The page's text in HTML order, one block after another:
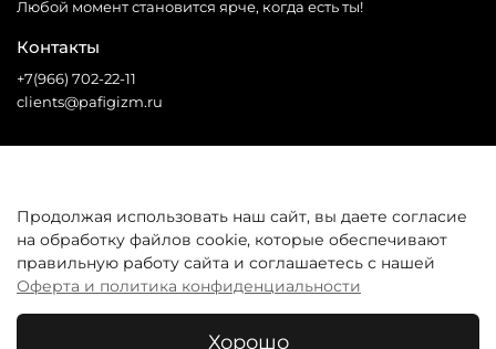
Любой момент становится ярче, когда есть ты!
Покупателям
Контакты
+7(966) 702-22-11
clients@pafigizm.ru
* Запрещенная сеть
Продолжая использовать наш сайт, вы даете согласие
на обработку файлов cookie, которые обеспечивают
правильную работу сайта и соглашаетесь с нашей
Оферта и политика конфиденциальности
Хорошо